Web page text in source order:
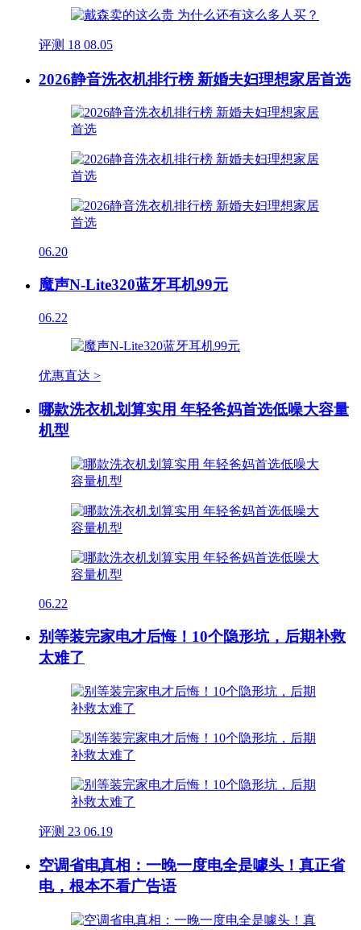
评测 18 08.05
2026静音洗衣机排行榜 新婚夫妇理想家居首选
06.20
魔声N-Lite320蓝牙耳机99元
06.22
优惠直达 >
哪款洗衣机划算实用 年轻爸妈首选低噪大容量
机型
06.22
别等装完家电才后悔！10个隐形坑，后期补救
太难了
评测 23 06.19
空调省电真相：一晚一度电全是噱头！真正省
电，根本不看广告语